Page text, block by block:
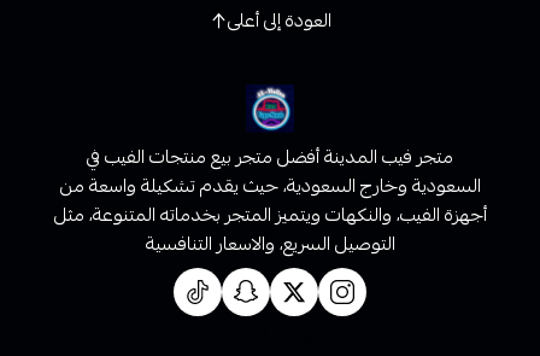
العودة إلى أعلى
متجر فيب المدينة أفضل متجر بيع منتجات الفيب في
السعودية وخارج السعودية، حيث يقدم تشكيلة واسعة من
أجهزة الفيب، والنكهات ويتميز المتجر بخدماته المتنوعة، مثل
التوصيل السريع، والاسعار التنافسية